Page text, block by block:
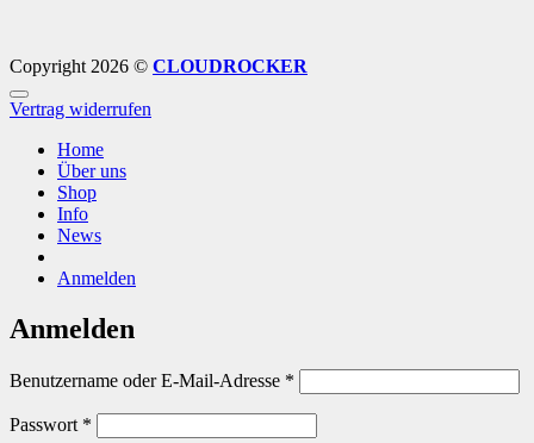
Copyright 2026 © CLOUDROCKER
Vertrag widerrufen
Home
Über uns
Shop
Info
News
Anmelden
Anmelden
Benutzername oder E-Mail-Adresse *
Passwort *